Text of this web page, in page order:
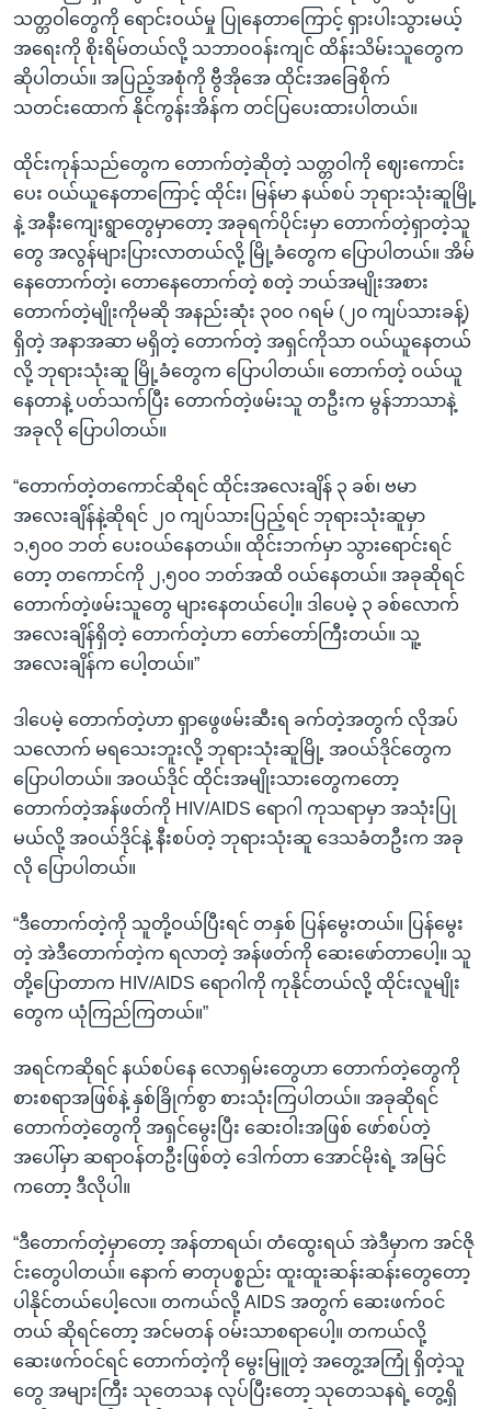
သတ္တဝါတွေကို ရောင်းဝယ်မှု ပြုနေတာကြောင့် ရှားပါးသွားမယ့်
အရေးကို စိုးရိမ်တယ်လို့ သဘာဝဝန်းကျင် ထိန်းသိမ်းသူတွေက
ဆိုပါတယ်။ အပြည့်အစုံကို ဗွီအိုအေ ထိုင်းအခြေစိုက်
သတင်းထောက် နိုင်ကွန်းအိန်က တင်ပြပေးထားပါတယ်။
ထိုင်းကုန်သည်တွေက တောက်တဲ့ဆိုတဲ့ သတ္တဝါကို ဈေးကောင်း
ပေး ဝယ်ယူနေတာကြောင့် ထိုင်း၊ မြန်မာ နယ်စပ် ဘုရားသုံးဆူမြို့
နဲ့ အနီးကျေးရွာတွေမှာတော့ အခုရက်ပိုင်းမှာ တောက်တဲ့ရှာတဲ့သူ
တွေ အလွန်များပြားလာတယ်လို့ မြို့ခံတွေက ပြောပါတယ်။ အိမ်
နေတောက်တဲ့၊ တောနေတောက်တဲ့ စတဲ့ ဘယ်အမျိုးအစား
တောက်တဲ့မျိုးကိုမဆို အနည်းဆုံး ၃၀ဝ ဂရမ် (၂၀ ကျပ်သားခန့်)
ရှိတဲ့ အနာအဆာ မရှိတဲ့ တောက်တဲ့ အရှင်ကိုသာ ဝယ်ယူနေတယ်
လို့ ဘုရားသုံးဆူ မြို့ခံတွေက ပြောပါတယ်။ တောက်တဲ့ ဝယ်ယူ
နေတာနဲ့ ပတ်သက်ပြီး တောက်တဲ့ဖမ်းသူ တဦးက မွန်ဘာသာနဲ့
အခုလို ပြောပါတယ်။
“တောက်တဲ့တကောင်ဆိုရင် ထိုင်းအလေးချိန် ၃ ခစ်၊ ဗမာ
အလေးချိန်နဲ့ဆိုရင် ၂၀ ကျပ်သားပြည့်ရင် ဘုရားသုံးဆူမှာ
၁,၅၀ဝ ဘတ် ပေးဝယ်နေတယ်။ ထိုင်းဘက်မှာ သွားရောင်းရင်
တော့ တကောင်ကို ၂,၅၀ဝ ဘတ်အထိ ဝယ်နေတယ်။ အခုဆိုရင်
တောက်တဲ့ဖမ်းသူတွေ များနေတယ်ပေါ့။ ဒါပေမဲ့ ၃ ခစ်လောက်
အလေးချိန်ရှိတဲ့ တောက်တဲ့ဟာ တော်တော်ကြီးတယ်။ သူ့
အလေးချိန်က ပေါ့တယ်။”
ဒါပေမဲ့ တောက်တဲ့ဟာ ရှာဖွေဖမ်းဆီးရ ခက်တဲ့အတွက် လိုအပ်
သလောက် မရသေးဘူးလို့ ဘုရားသုံးဆူမြို့ အဝယ်ဒိုင်တွေက
ပြောပါတယ်။ အဝယ်ဒိုင် ထိုင်းအမျိုးသားတွေကတော့
တောက်တဲ့အန်ဖတ်ကို HIV/AIDS ရောဂါ ကုသရာမှာ အသုံးပြု
မယ်လို့ အဝယ်ဒိုင်နဲ့ နီးစပ်တဲ့ ဘုရားသုံးဆူ ဒေသခံတဦးက အခု
လို ပြောပါတယ်။
“ဒီတောက်တဲ့ကို သူတို့ဝယ်ပြီးရင် တနှစ် ပြန်မွေးတယ်။ ပြန်မွေး
တဲ့ အဲဒီတောက်တဲ့က ရလာတဲ့ အန်ဖတ်ကို ဆေးဖော်တာပေါ့။ သူ
တို့ပြောတာက HIV/AIDS ရောဂါကို ကုနိုင်တယ်လို့ ထိုင်းလူမျိုး
တွေက ယုံကြည်ကြတယ်။”
အရင်ကဆိုရင် နယ်စပ်နေ လောရှမ်းတွေဟာ တောက်တဲ့တွေကို
စားစရာအဖြစ်နဲ့ နှစ်ခြိုက်စွာ စားသုံးကြပါတယ်။ အခုဆိုရင်
တောက်တဲ့တွေကို အရှင်မွေးပြီး ဆေးဝါးအဖြစ် ဖော်စပ်တဲ့
အပေါ်မှာ ဆရာဝန်တဦးဖြစ်တဲ့ ဒေါက်တာ အောင်မိုးရဲ့ အမြင်
ကတော့ ဒီလိုပါ။
“ဒီတောက်တဲ့မှာတော့ အန်တာရယ်၊ တံထွေးရယ် အဲဒီမှာက အင်ဇို
င်းတွေပါတယ်။ နောက် ဓာတုပစ္စည်း ထူးထူးဆန်းဆန်းတွေတော့
ပါနိုင်တယ်ပေါ့လေ။ တကယ်လို့ AIDS အတွက် ဆေးဖက်ဝင်
တယ် ဆိုရင်တော့ အင်မတန် ဝမ်းသာစရာပေါ့။ တကယ်လို့
ဆေးဖက်ဝင်ရင် တောက်တဲ့ကို မွေးမြူတဲ့ အတွေ့အကြုံ ရှိတဲ့သူ
တွေ အများကြီး သုတေသန လုပ်ပြီးတော့ သုတေသနရဲ့ တွေ့ရှိ